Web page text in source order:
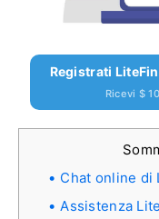
Registrati
Ricevi $
Chat online di
Assistenza